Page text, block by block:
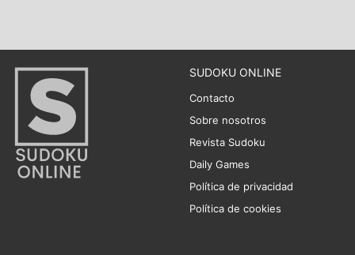
SUDOKU ONLINE
Contacto
Sobre nosotros
Revista Sudoku
Daily Games
Política de privacidad
Política de cookies